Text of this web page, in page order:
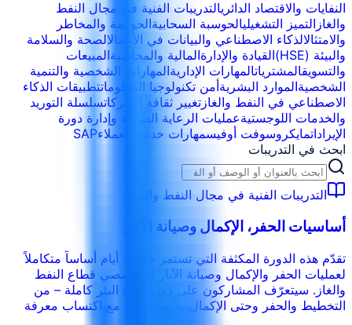
النفايات والاقتصاد الدائريالتدريبات الفنية في مجال النفط
والغاز التميز التشغيليالحوسبة السحابيةالحوكمة والمخاطر
والامتثالالذكاء الاصطناعي والبيانات في الأعمالالصحة والسلامة
والبيئة (HSE)
القيادة والإدارةالمالية والمحاسبةالمبيعات
والتسويقالمشترياتالمهارات الإداريةالمهارات الشخصية والتنمية
الشخصيةالموارد البشريةأمن تكنولوجيا المعلوماتتطبيقات الذكاء
الاصطناعي في النفط والغاز تغيير ثقافة الشركاتسلسلة التوريد
والخدمات اللوجستيةعمليات الرعاية الصحية وإدارة دورة
الإيراداتمايكروسوفت أوفيسمهارات خدمة العملاءSAP
ابحث في التدريبات
التدريبات الفنية في مجال النفط والغاز
أساسيات الحفر، الإكمال وصيانة الآبار
تقدّم هذه الدورة المكثفة التي تستمر خمسة أيام أساساً متكاملاً
لعمليات الحفر والإكمال وصيانة الآبار لمتخصصي قطاع النفط
والغاز. سيتعرّف المشاركون على دورة حياة البئر كاملة – من
التخطيط والحفر وحتى الإكمال والتدخلات – مع اكتساب معرفة